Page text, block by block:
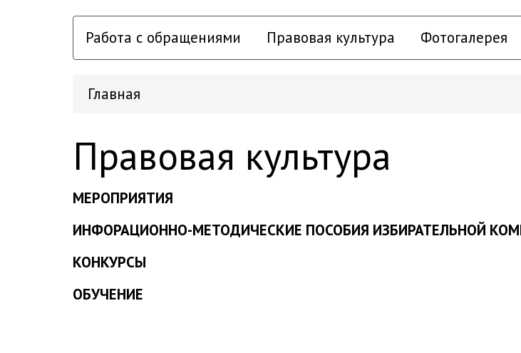
Работа с обращениями Правовая культура Фотогалерея
Главная
Правовая культура
МЕРОПРИЯТИЯ
ИНФОРАЦИОННО-МЕТОДИЧЕСКИЕ ПОСОБИЯ ИЗБИРАТЕЛЬНОЙ
КОНКУРСЫ
ОБУЧЕНИЕ